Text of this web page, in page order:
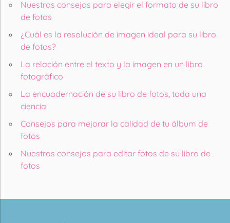
Nuestros consejos para elegir el formato de su libro
de fotos
¿Cuál es la resolución de imagen ideal para su libro
de fotos?
La relación entre el texto y la imagen en un libro
fotográfico
La encuadernación de su libro de fotos, toda una
ciencia!
Consejos para mejorar la calidad de tu álbum de
fotos
Nuestros consejos para editar fotos de su libro de
fotos